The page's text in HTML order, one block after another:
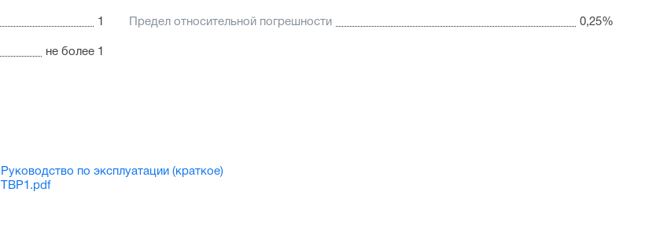
1 Предел относительной погрешности 0,25%
не более 1
Руководство по эксплуатации (краткое)
ТВР1.pdf